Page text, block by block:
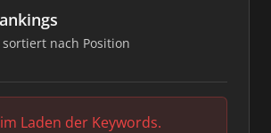
nach Position
Laden der Keywords.